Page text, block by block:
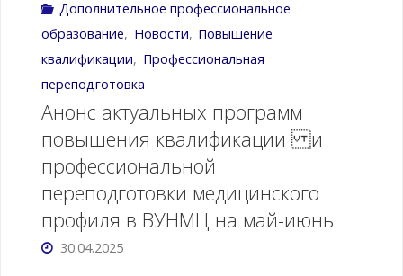
деятельности
ВУНМЦ
на
июнь
2025
Дополнительное профессиональное
образование, Новости, Повышение
квалификации, Профессиональная
переподготовка
Анонс актуальных программ
повышения квалификации и
профессиональной
переподготовки медицинского
профиля в ВУНМЦ на май-июнь
30.04.2025